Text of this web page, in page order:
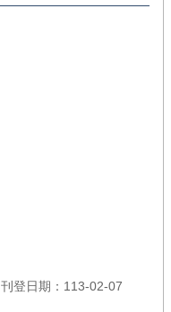
刊登日期：113-02-07